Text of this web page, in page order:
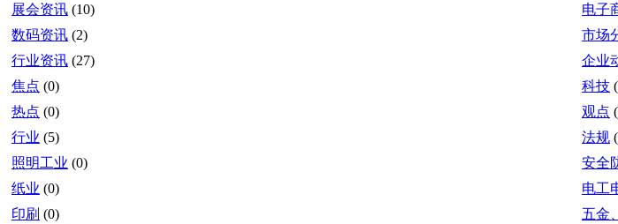
展会资讯 (10) 电子
数码资讯 (2) 市场
行业资讯 (27) 企业
焦点 (0) 科技
热点 (0) 观点
行业 (5) 法规
照明工业 (0) 安全
纸业 (0) 电工
印刷 (0) 五金